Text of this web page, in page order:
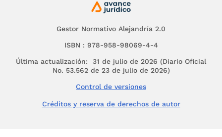
la vigencia de la presente resolución, la
Superintendencia de Servicios Públicos
Domiciliarios correspondiente al año 2001, sea
reportada con la periodicidad que esta entidad
defina (semestral y/o anual), utilizando la
estructura del Catálogo General de Cuentas
Gestor Normativo Alejandría 2.0
ISBN : 978-958-98069-4-4
Última actualización: 31 de julio de 2026 (Diario Oficial
No. 53.562 de 23 de julio de 2026)
Control de versiones
Créditos y reserva de derechos de autor